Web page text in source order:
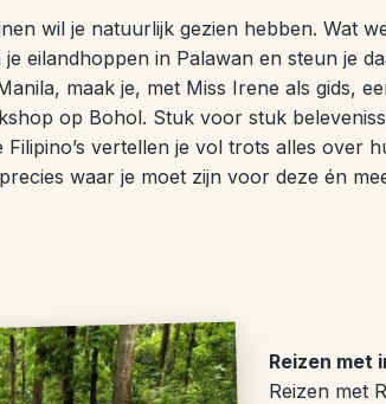
wil je natuurlijk gezien hebben. Wat
eilandhoppen in Palawan en steun je
maak je, met Miss Irene als gids,
op Bohol. Stuk voor stuk
vertellen je vol trots alles over
waar je moet zijn voor deze én
Reizen met
Reizen met